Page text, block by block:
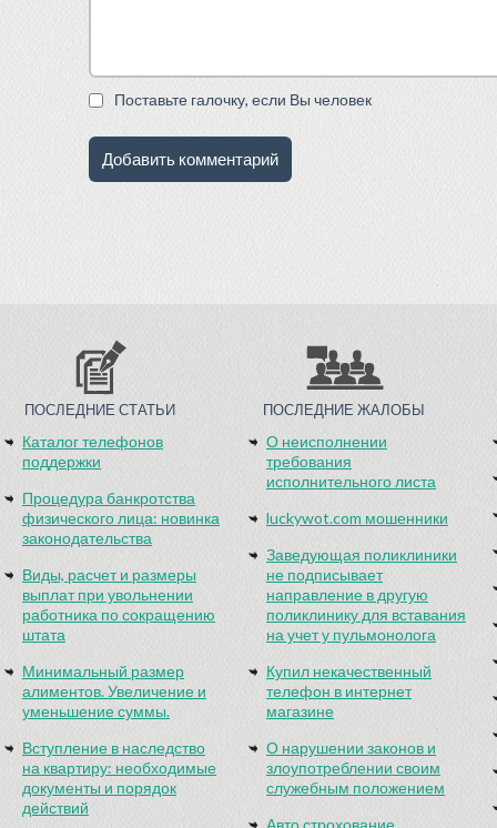
Поставьте галочку, если Вы человек
ПОСЛЕДНИЕ СТАТЬИ
Каталог телефонов
поддержки
Процедура банкротства
физического лица: новинка
законодательства
Виды, расчет и размеры
выплат при увольнении
работника по сокращению
штата
Минимальный размер
алиментов. Увеличение и
уменьшение суммы.
Вступление в наследство
на квартиру: необходимые
документы и порядок
действий
ПОСЛЕДНИЕ ЖАЛОБЫ
О неисполнении
требования
исполнительного листа
luckywot.com мошенники
Заведующая поликлиники
не подписывает
направление в другую
поликлинику для вставания
на учет у пульмонолога
Купил некачественный
телефон в интернет
магазине
О нарушении законов и
злоупотреблении своим
служебным положением
Авто строхование